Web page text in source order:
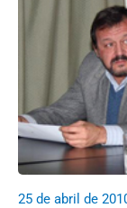
25 de abril de